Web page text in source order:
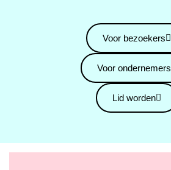
Voor bezoekers
Voor ondernemers
Lid worden